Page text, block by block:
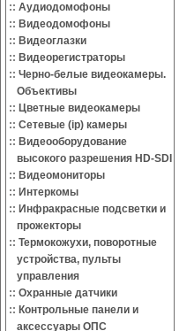
:: Аудиодомофоны
:: Видеодомофоны
:: Видеоглазки
:: Видеорегистраторы
:: Черно-белые видеокамеры.
Объективы
:: Цветные видеокамеры
:: Сетевые (ip) камеры
:: Видеооборудование
высокого разрешения HD-SDI
:: Видеомониторы
:: Интеркомы
:: Инфракрасные подсветки и
прожекторы
:: Термокожухи, поворотные
устройства, пульты
управления
:: Охранные датчики
:: Контрольные панели и
аксессуары ОПС